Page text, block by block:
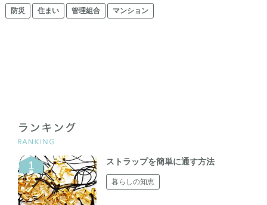
防災 住まい 管理組合 マンション
ストラップを簡単に通す方法
暮らしの知恵